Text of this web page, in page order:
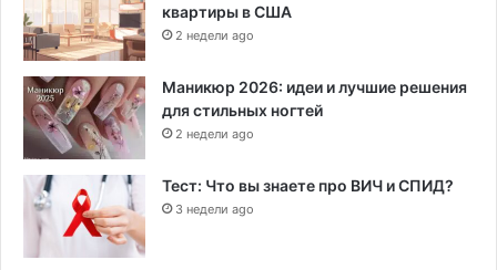
квартиры в США
2 недели ago
Маникюр 2026: идеи и лучшие решения
для стильных ногтей
2 недели ago
Тест: Что вы знаете про ВИЧ и СПИД?
3 недели ago